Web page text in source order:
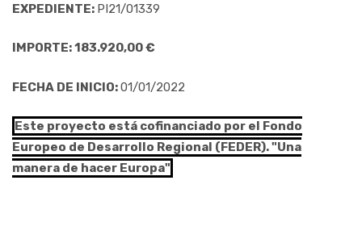
EXPEDIENTE: PI21/01339
IMPORTE: 183.920,00 €
FECHA DE INICIO:01/01/2022
Este proyecto está cofinanciado por el Fondo
Europeo de Desarrollo Regional (FEDER). "Una
manera de hacer Europa"